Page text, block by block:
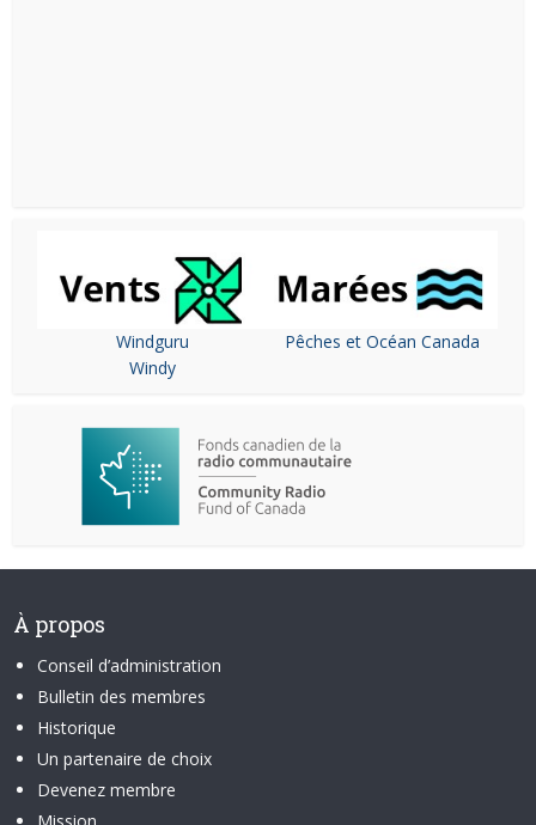
Windguru
Windy
Pêches et Océan Canada
À propos
Conseil d’administration
Bulletin des membres
Historique
Un partenaire de choix
Devenez membre